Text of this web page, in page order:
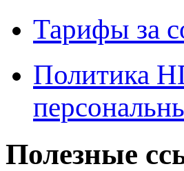
Тарифы за
Политика
Полезные